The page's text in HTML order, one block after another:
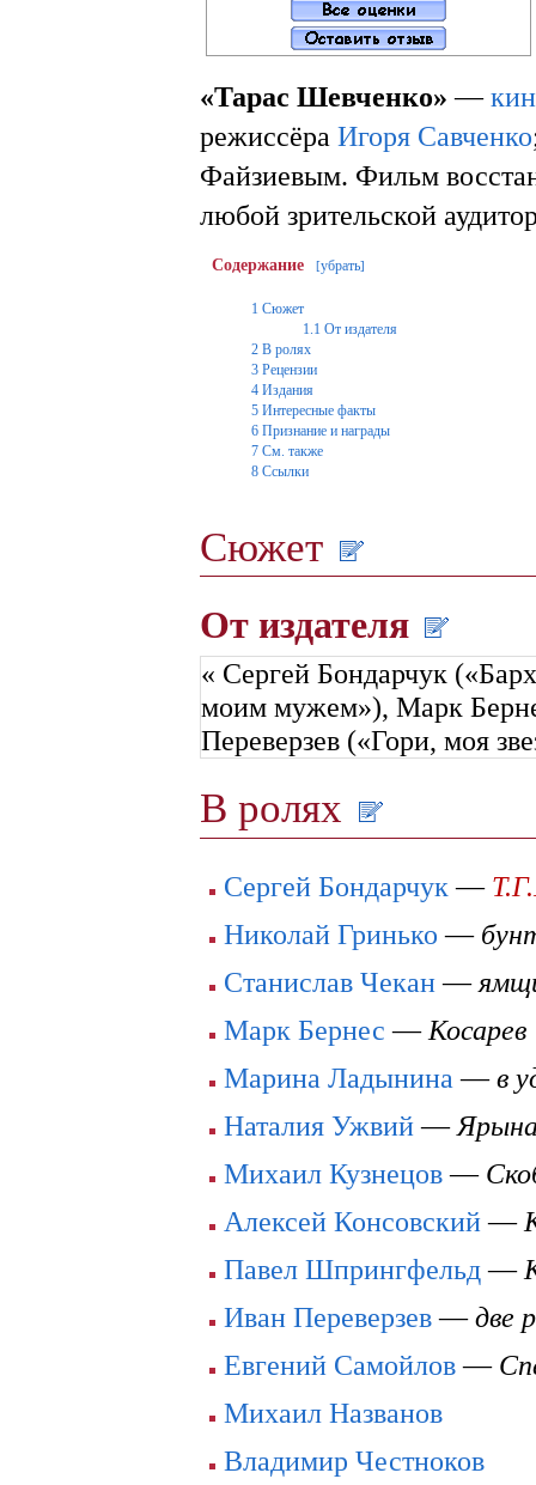
«Тарас Шевченко» —
режиссёра Игоря Савченко
Файзиевым. Фильм
любой зрительской
Содержание [убрать]
1 Сюжет
1.1 От издателя
2 В ролях
3 Рецензии
4 Издания
5 Интересные факты
6 Признание и награды
7 См. также
8 Ссылки
Сюжет
От издателя
« Сергей Бондарчук
моим мужем»), Марк
Переверзев («Гори, моя
В ролях
Сергей Бондарчук —
Николай Гринько —
Станислав Чекан—
Марк Бернес — Косарев
Марина Ладынина —в
Наталия Ужвий—
Михаил Кузнецов—
Алексей Консовский—
Павел Шпрингфельд—
Иван Переверзев—две
Евгений Самойлов—
Михаил Названов
Владимир Честноков